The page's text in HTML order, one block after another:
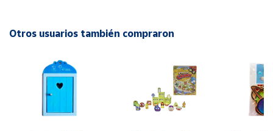
No recomendable para niños menores de 3 años. Contiene
Otros usuarios también compraron